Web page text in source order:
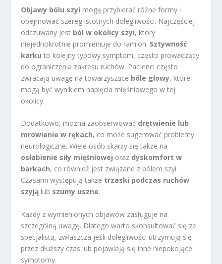
Objawy bólu szyi mogą przybierać różne formy i
obejmować szereg istotnych dolegliwości. Najczęściej
odczuwany jest ból w okolicy szyi, który
niejednokrotnie promieniuje do ramion. Sztywność
karku to kolejny typowy symptom, często prowadzący
do ograniczenia zakresu ruchów. Pacjenci często
zwracają uwagę na towarzyszące bóle głowy, które
mogą być wynikiem napięcia mięśniowego w tej
okolicy.
Dodatkowo, można zaobserwować drętwienie lub
mrowienie w rękach, co może sugerować problemy
neurologiczne. Wiele osób skarży się także na
osłabienie siły mięśniowej oraz dyskomfort w
barkach, co również jest związane z bólem szyi.
Czasami występują także trzaski podczas ruchów
szyją lub szumy uszne.
Każdy z wymienionych objawów zasługuje na
szczególną uwagę. Dlatego warto skonsultować się ze
specjalistą, zwłaszcza jeśli dolegliwości utrzymują się
przez dłuższy czas lub pojawiają się inne niepokojące
symptomy.